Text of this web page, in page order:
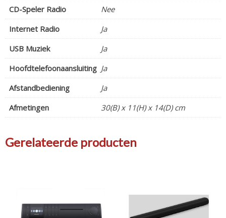
CD-Speler Radio
Nee
Internet Radio
Ja
USB Muziek
Ja
Hoofdtelefoonaansluiting Ja
Afstandbediening
Ja
Afmetingen
30(B) x 11(H) x 14(D) cm
Gerelateerde producten